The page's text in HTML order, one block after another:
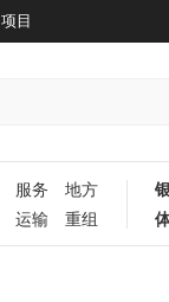
项目
服务
地方
运输 重组